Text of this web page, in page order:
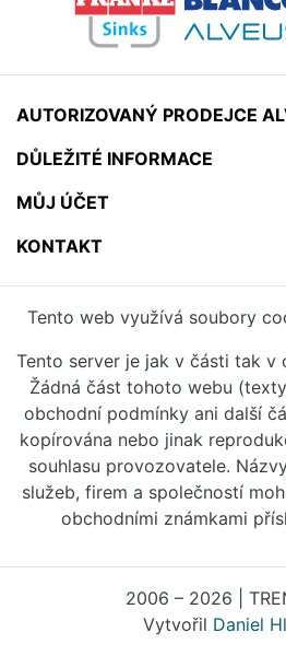
AUTORIZOVANÝ PRODEJCE
DŮLEŽITÉ INFORMACE
MŮJ ÚČET
KONTAKT
Tento web využívá soubory
Tento server je jak v části tak v
Žádná část tohoto webu
obchodní podmínky ani další
kopírována nebo jinak
souhlasu provozovatele.
služeb, firem a společností
obchodními známkami
2006 – 2026 |
Vytvořil Daniel